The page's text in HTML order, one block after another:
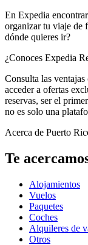
En Expedia
organizar tu viaje de
dónde quieres ir?
¿Conoces Expedia
Consulta las
acceder a ofertas
reservas, ser el
no es solo una
Acerca de Puerto
Te
Alojamientos
Vuelos
Paquetes
Coches
Alquileres de
Otros